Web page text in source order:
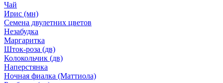
Чай
Ирис (мн)
Семена двулетних цветов
Незабудка
Маргаритка
Шток-роза (дв)
Колокольчик (дв)
Наперстянка
Ночная фиалка (Маттиола)